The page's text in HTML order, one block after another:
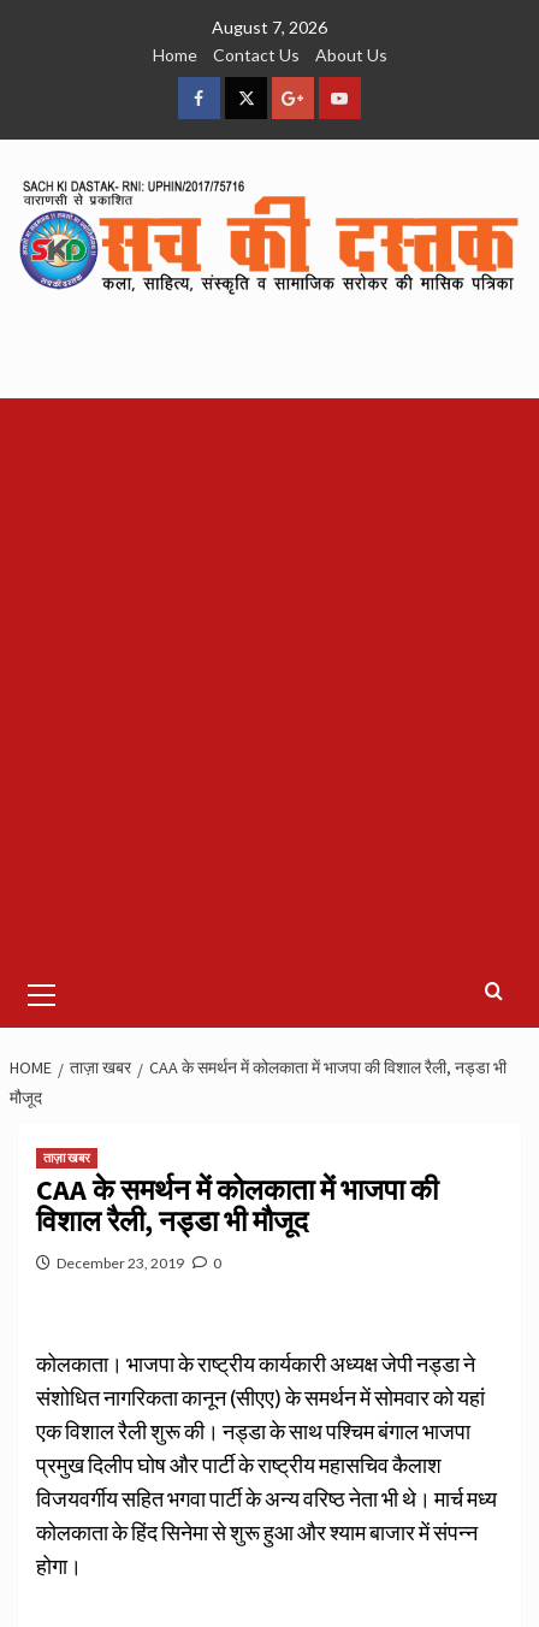
August 7, 2026
Home
Contact Us About Us
facebookTwitterGoogleYouTube
Menu
HOME ताज़ा खबर
CAA के समर्थन में कोलकाता में भाजपा की विशाल रैली, नड्डा भी
मौजूद
ताज़ा खबर
CAA के समर्थन में कोलकाता में भाजपा की
विशाल रैली, नड्डा भी मौजूद
December 23, 2019 0
कोलकाता। भाजपा के राष्ट्रीय कार्यकारी अध्यक्ष जेपी नड्डा ने
संशोधित नागरिकता कानून (सीएए) के समर्थन में सोमवार को यहां
एक विशाल रैली शुरू की। नड्डा के साथ पश्चिम बंगाल भाजपा
प्रमुख दिलीप घोष और पार्टी के राष्ट्रीय महासचिव कैलाश
विजयवर्गीय सहित भगवा पार्टी के अन्य वरिष्ठ नेता भी थे। मार्च मध्य
कोलकाता के हिंद सिनेमा से शुरू हुआ और श्याम बाजार में संपन्न
होगा।